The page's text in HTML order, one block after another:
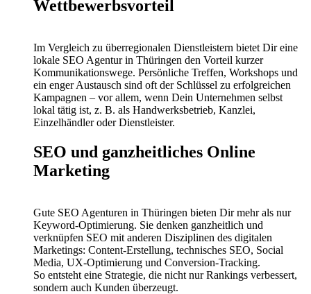
Wettbewerbsvorteil
Im Vergleich zu überregionalen Dienstleistern bietet Dir eine
lokale SEO Agentur in Thüringen den Vorteil kurzer
Kommunikationswege. Persönliche Treffen, Workshops und
ein enger Austausch sind oft der Schlüssel zu erfolgreichen
Kampagnen – vor allem, wenn Dein Unternehmen selbst
lokal tätig ist, z. B. als Handwerksbetrieb, Kanzlei,
Einzelhändler oder Dienstleister.
SEO und ganzheitliches Online
Marketing
Gute SEO Agenturen in Thüringen bieten Dir mehr als nur
Keyword-Optimierung. Sie denken ganzheitlich und
verknüpfen SEO mit anderen Disziplinen des digitalen
Marketings: Content-Erstellung, technisches SEO, Social
Media, UX-Optimierung und Conversion-Tracking.
So entsteht eine Strategie, die nicht nur Rankings verbessert,
sondern auch Kunden überzeugt.